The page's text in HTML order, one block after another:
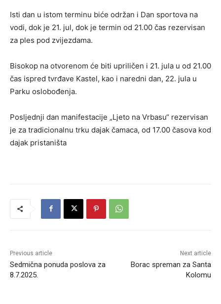
Isti dan u istom terminu biće održan i Dan sportova na
vodi, dok je 21. jul, dok je termin od 21.00 čas rezervisan
za ples pod zvijezdama.
Bisokop na otvorenom će biti upriličen i 21. jula u od 21.00
čas ispred tvrđave Kastel, kao i naredni dan, 22. jula u
Parku oslobođenja.
Posljednji dan manifestacije „Ljeto na Vrbasu“ rezervisan
je za tradicionalnu trku dajak čamaca, od 17.00 časova kod
dajak pristaništa
Previous article
Sedmična ponuda poslova za
8.7.2025.
Next article
Borac spreman za Santa
Kolomu